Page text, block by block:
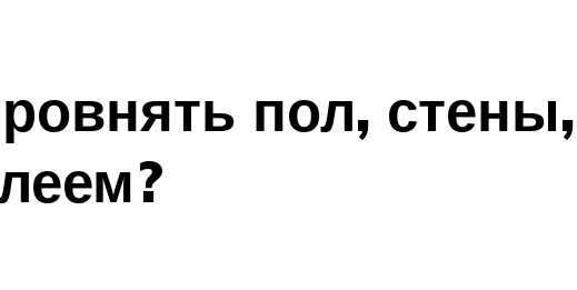
пол,